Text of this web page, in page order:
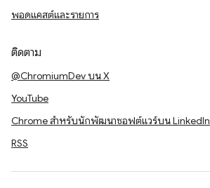
พอดแคสต์และรายการ
ติดตาม
@ChromiumDev บน X
YouTube
Chrome สำหรับนักพัฒนาซอฟต์แวร์บน LinkedIn
RSS